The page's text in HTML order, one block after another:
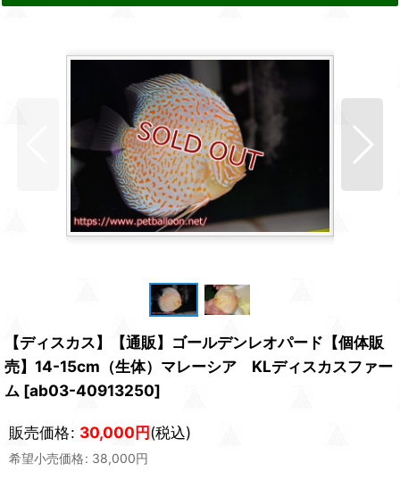
【ディスカス】【通販】ゴールデンレオパード【個体販
売】14-15cm（生体）マレーシア KLディスカスファー
ム [ab03-40913250]
販売価格: 30,000円(税込)
希望小売価格: 38,000円